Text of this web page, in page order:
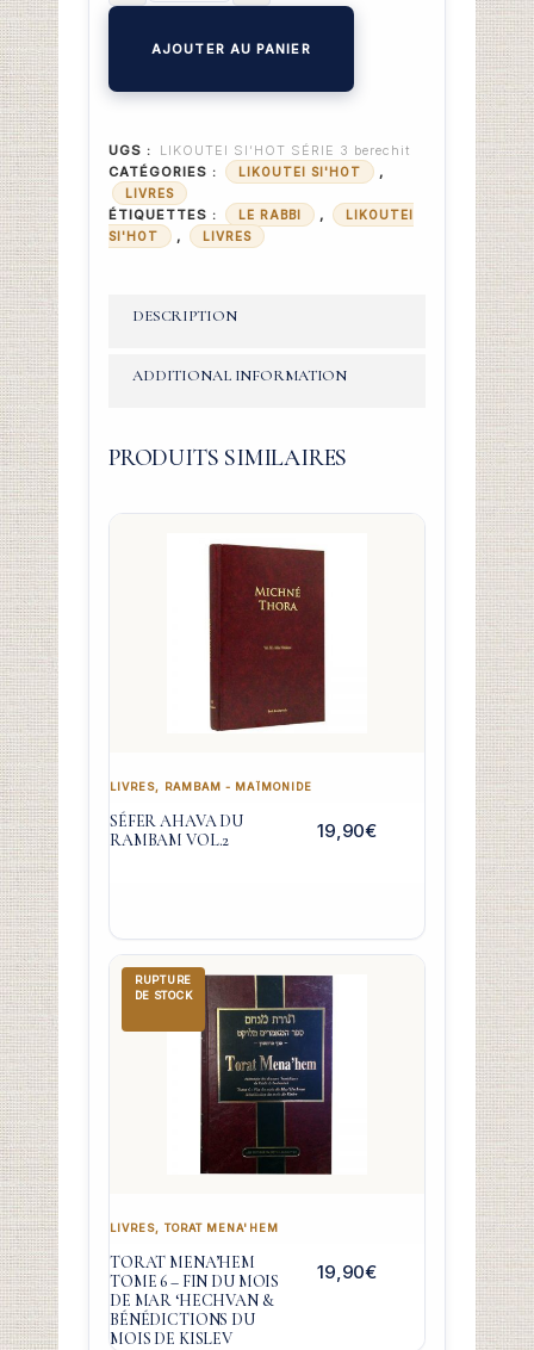
AJOUTER AU PANIER
UGS :
LIKOUTEI SI’HOT SÉRIE 3 berechit
CATÉGORIES :
LIKOUTEI SI'HOT ,
LIVRES
ÉTIQUETTES : LE RABBI ,
LIKOUTEI
SI'HOT
, LIVRES
DESCRIPTION
ADDITIONAL INFORMATION
PRODUITS SIMILAIRES
LIVRES, RAMBAM - MAÏMONIDE
SÉFER AHAVA DU
RAMBAM VOL.2
19,90€
RUPTURE
DE STOCK
LIVRES, TORAT MENA'HEM
TORAT MENA’HEM
TOME 6 – FIN DU MOIS
DE MAR ‘HECHVAN &
BÉNÉDICTIONS DU
MOIS DE KISLEV
19,90€